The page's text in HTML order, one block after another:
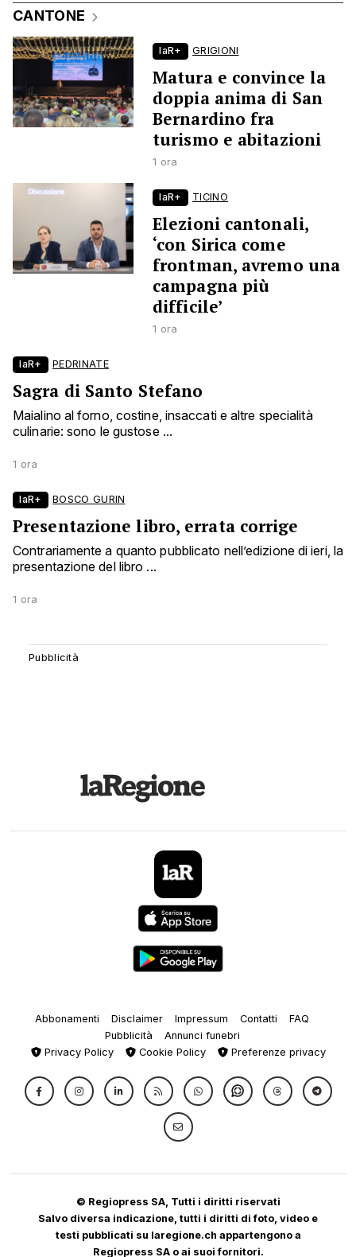
CANTONE
laR+ GRIGIONI
Matura e convince la
doppia anima di San
Bernardino fra
turismo e abitazioni
1 ora
laR+ TICINO
Elezioni cantonali,
‘con Sirica come
frontman, avremo una
campagna più
difficile’
1 ora
laR+ PEDRINATE
Sagra di Santo Stefano
Maialino al forno, costine, insaccati e altre specialità
culinarie: sono le gustose ...
1 ora
laR+ BOSCO GURIN
Presentazione libro, errata corrige
Contrariamente a quanto pubblicato nell’edizione di ieri, la
presentazione del libro ...
1 ora
Abbonamenti Disclaimer Impressum Contatti
FAQ
Pubblicità
Annunci funebri
Privacy Policy
Cookie Policy Preferenze privacy
© Regiopress SA, Tutti i diritti riservati
Salvo diversa indicazione, tutti i diritti di foto, video e
testi pubblicati su laregione.ch appartengono a
Regiopress SA o ai suoi fornitori.